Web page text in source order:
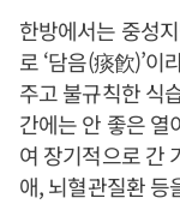
한방에서는 중성
로 ‘담음(痰飮)’
주고 불규칙한 식
간에는 안 좋은 열
여 장기적으로 간
애, 뇌혈관질환 등